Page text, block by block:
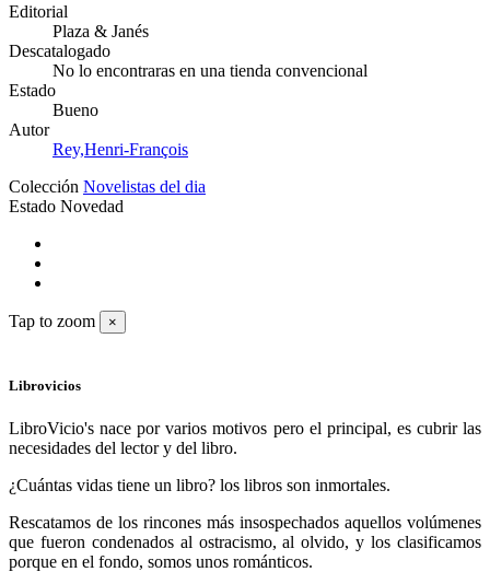
Editorial
Plaza & Janés
Descatalogado
No lo encontraras en una tienda convencional
Estado
Bueno
Autor
Rey,Henri-François
Colección Novelistas del dia
Estado Novedad
Tap to zoom ×
Librovicios
LibroVicio's nace por varios motivos pero el principal, es cubrir las
necesidades del lector y del libro.
¿Cuántas vidas tiene un libro? los libros son inmortales.
Rescatamos de los rincones más insospechados aquellos volúmenes
que fueron condenados al ostracismo, al olvido, y los clasificamos
porque en el fondo, somos unos románticos.